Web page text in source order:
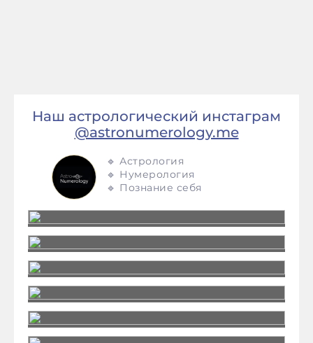
Наш астрологический инстаграм
@astronumerology.me
🔹 Астрология
🔹 Нумерология
🔹 Познание себя